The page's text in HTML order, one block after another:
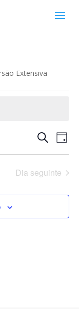
Extensiva
de
e
Pesquisar
de
de
Dia
Dia seguinte